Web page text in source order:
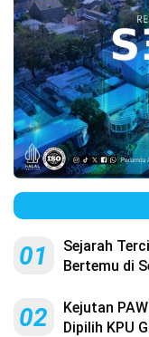
01
Sejarah
Bertemu di
02
Kejutan
Dipilih KPU